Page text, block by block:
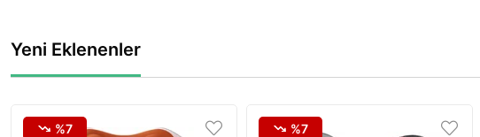
Yeni Eklenenler
%7 %7